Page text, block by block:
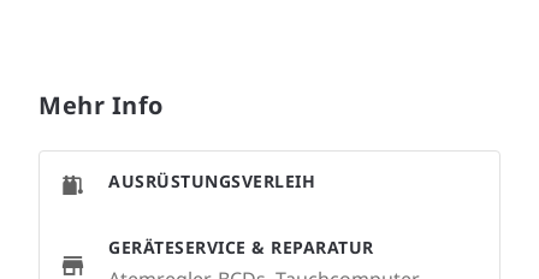
Mehr Info
AUSRÜSTUNGSVERLEIH
GERÄTESERVICE & REPARATUR